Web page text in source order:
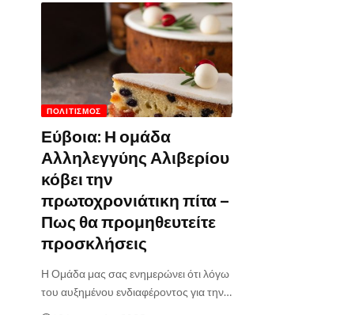
ΠΟΛΙΤΙΣΜΌΣ
Εύβοια: Η ομάδα
Αλληλεγγύης Αλιβερίου
κόβει την
πρωτοχρονιάτικη πίτα –
Πως θα προμηθευτείτε
προσκλήσεις
Η Ομάδα μας σας ενημερώνει ότι λόγω
του αυξημένου ενδιαφέροντος για την…